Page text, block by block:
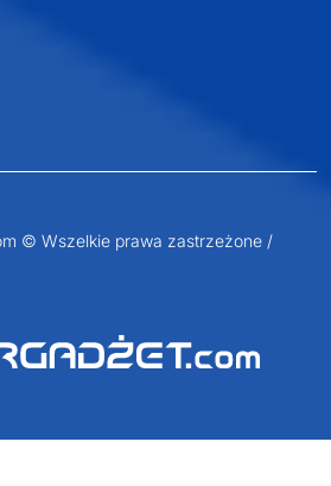
© Wszelkie prawa zastrzeżone /